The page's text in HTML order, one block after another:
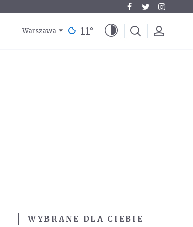
Warszawa 11°
WYBRANE DLA CIEBIE